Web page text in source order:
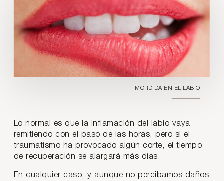
MORDIDA EN EL LABIO
Lo normal es que la inflamación del labio vaya
remitiendo con el paso de las horas, pero si el
traumatismo ha provocado algún corte, el tiempo
de recuperación se alargará más días.
En cualquier caso, y aunque no percibamos daños